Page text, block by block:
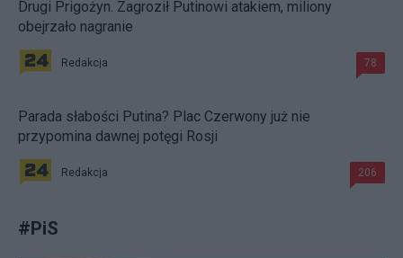
Drugi Prigożyn. Zagroził Putinowi atakiem, miliony
obejrzało nagranie
Redakcja 78
Parada słabości Putina? Plac Czerwony już nie
przypomina dawnej potęgi Rosji
Redakcja 206
#PiS